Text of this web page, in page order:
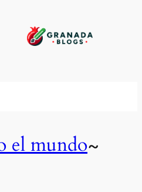
el mundo~